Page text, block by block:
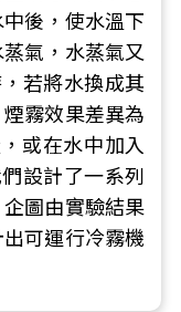
後，使水溫下
氣，水蒸氣又
若將水換成其
霧效果差異為
或在水中加入
設計了一系列
圖由實驗結果
可運行冷霧機